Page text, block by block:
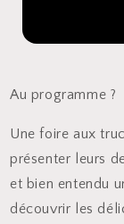
Au programme ?
Une foire aux
présenter leurs
et bien entendu
découvrir les